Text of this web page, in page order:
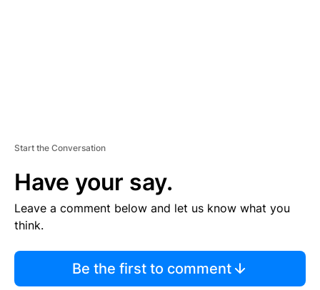
Start the Conversation
Have your say.
Leave a comment below and let us know what you
think.
Be the first to comment